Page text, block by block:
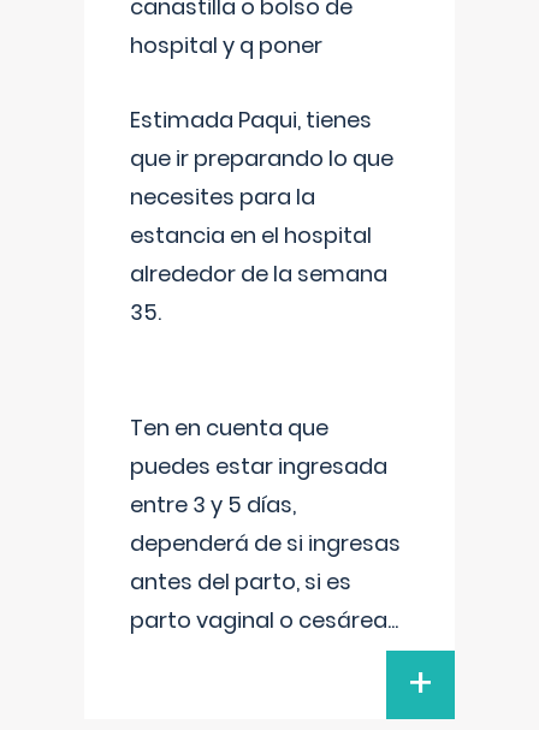
canastilla o bolso de
hospital y q poner
Estimada Paqui, tienes
que ir preparando lo que
necesites para la
estancia en el hospital
alrededor de la semana
35.
Ten en cuenta que
puedes estar ingresada
entre 3 y 5 días,
dependerá de si ingresas
antes del parto, si es
parto vaginal o cesárea...
+